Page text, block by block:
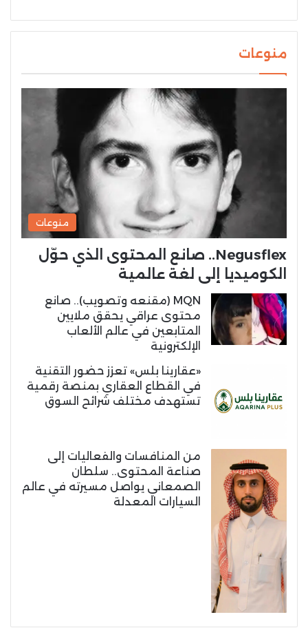
منوعات
منوعات
Negusflex.. صانع المحتوى الذي حوّل
الكوميديا إلى لغة عالمية
MQN (مقنعه وتصويب).. صانع
محتوى عراقي يحقق ملايين
المتابعين في عالم الألعاب
الإلكترونية
«عقارينا بلس» تعزز حضور التقنية
في القطاع العقاري بمنصة رقمية
تستهدف مختلف شرائح السوق
من المنافسات والفعاليات إلى
صناعة المحتوى.. سلطان
الصمعاني يواصل مسيرته في عالم
السيارات المعدلة